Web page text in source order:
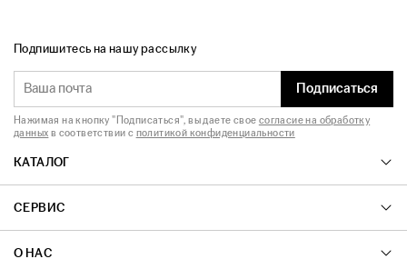
КАТАЛОГ
СЕРВИС
О НАС
Подпишитесь на нашу рассылку
Подписаться
Нажимая на кнопку "Подписаться", вы даете свое согласие на обработку
данных в соответствии с политикой конфиденциальности